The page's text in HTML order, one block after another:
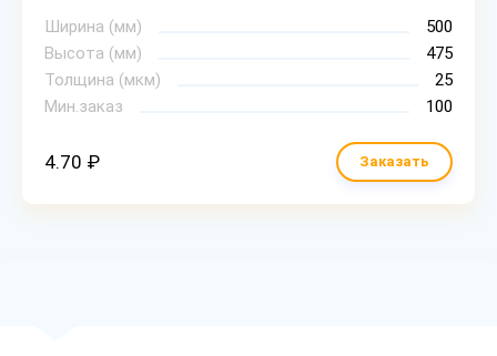
Ширина (мм)
500
Высота (мм)
475
Толщина (мкм)
25
Мин.заказ
100
4.70 ₽ Заказать